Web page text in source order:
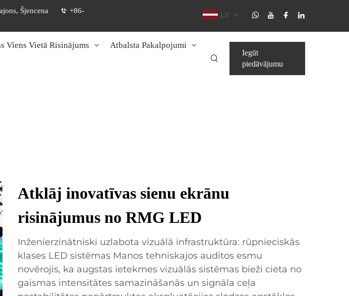
Šjencena
+86-
LV
Viens Vietā Risinājums Atbalsta Pakalpojumi
Iegūt
piedāvājumu
Atklāj inovatīvas sienu ekrānu
risinājumus no RMG LED
Inženierzinātniski uzlabota vizuālā infrastruktūra: rūpnieciskās
klases LED sistēmas Manos tehniskajos auditos esmu
novērojis, ka augstas ietekmes vizuālās sistēmas bieži cieta no
gaismas intensitātes samazināšanās un signāla ceļa